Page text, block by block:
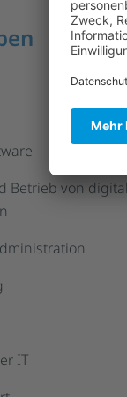
Betrieb von
IT